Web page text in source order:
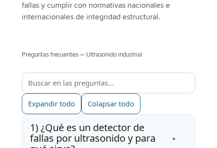
fallas y cumplir con normativas nacionales e
internacionales de integridad estructural.
Preguntas frecuentes — Ultrasonido industrial
Expandir todo Colapsar todo
1) ¿Qué es un detector de
fallas por ultrasonido y para